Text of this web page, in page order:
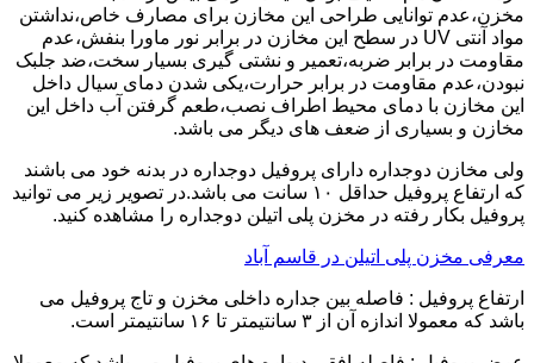
مخزن،عدم توانایی طراحی این مخازن برای مصارف خاص،نداشتن
مواد آنتی UV در سطح این مخازن در برابر نور ماورا بنفش،عدم
مقاومت در برابر ضربه،تعمیر و نشتی گیری بسیار سخت،ضد جلبک
نبودن،عدم مقاومت در برابر حرارت،یکی شدن دمای سیال داخل
این مخازن با دمای محیط اطراف نصب،طعم گرفتن آب داخل این
مخازن و بسیاری از ضعف های دیگر می باشد.
ولی مخازن دوجداره دارای پروفیل دوجداره در بدنه خود می باشند
که ارتفاع پروفیل حداقل ۱۰ سانت می باشد.در تصویر زیر می توانید
پروفیل بکار رفته در مخزن پلی اتیلن دوجداره را مشاهده کنید.
معرفی مخزن پلی اتیلن در قاسم آباد
ارتفاع پروفیل : فاصله بین جداره داخلی مخزن و تاج پروفیل می
باشد که معمولا اندازه آن از ۳ سانتیمتر تا ۱۶ سانتیمتر است.